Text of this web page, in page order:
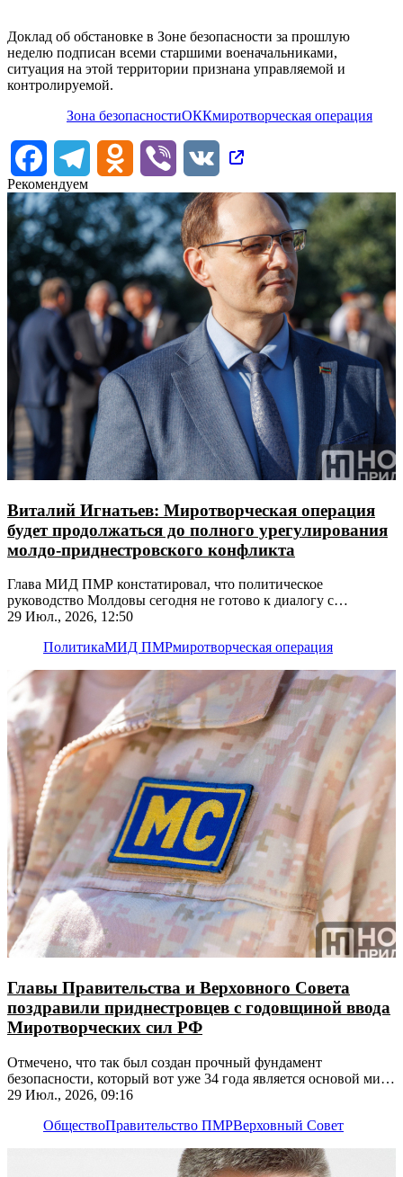
Доклад об обстановке в Зоне безопасности за прошлую
неделю подписан всеми старшими военачальниками,
ситуация на этой территории признана управляемой и
контролируемой.
Зона безопасностиОККмиротворческая операция
FacebookTelegram Odnoklassniki
Viber
VK
Рекомендуем
Виталий Игнатьев: Миротворческая операция
будет продолжаться до полного урегулирования
молдо-приднестровского конфликта
Глава МИД ПМР констатировал, что политическое
руководство Молдовы сегодня не готово к диалогу с
Приднестровьем
29 Июл., 2026, 12:50
ПолитикаМИД ПМРмиротворческая операция
Главы Правительства и Верховного Совета
поздравили приднестровцев с годовщиной ввода
Миротворческих сил РФ
Отмечено, что так был создан прочный фундамент
безопасности, который вот уже 34 года является основой мира
на берегах Днестра
29 Июл., 2026, 09:16
ОбществоПравительство ПМРВерховный Совет